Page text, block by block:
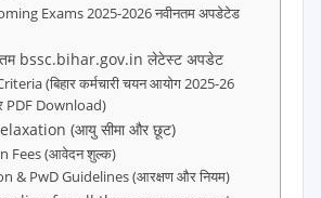
Exams 2025-2026 नवीनतम अपडेटेड
bssc.bihar.gov.in लेटेस्ट अपडेट
(बिहार कर्मचारी चयन आयोग 2025-26
PDF Download)
(आयु सीमा और छूट)
Fees (आवेदन शुल्क)
& PwD Guidelines (आरक्षण और नियम)